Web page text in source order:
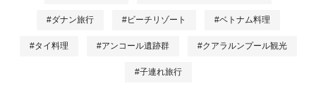
#ダナン旅行 #ビーチリゾート #ベトナム料理
#タイ料理 #アンコール遺跡群 #クアラルンプール観光
#子連れ旅行